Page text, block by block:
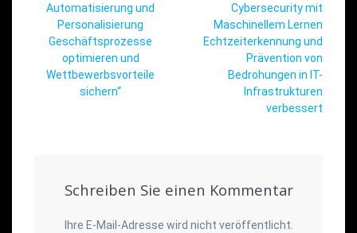
Automatisierung und
Personalisierung
Geschäftsprozesse
optimieren und
Wettbewerbsvorteile
sichern“
Cybersecurity mit
Maschinellem Lernen
Echtzeiterkennung und
Prävention von
Bedrohungen in IT-
Infrastrukturen
verbessert
Schreiben Sie einen Kommentar
Ihre E-Mail-Adresse wird nicht veröffentlicht.